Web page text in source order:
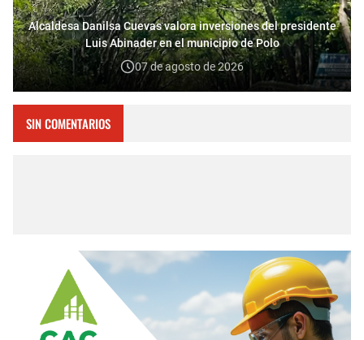
Alcaldesa Danilsa Cuevas valora inversiones del presidente
Luis Abinader en el municipio de Polo
07 de agosto de 2026
SIN COMENTARIOS